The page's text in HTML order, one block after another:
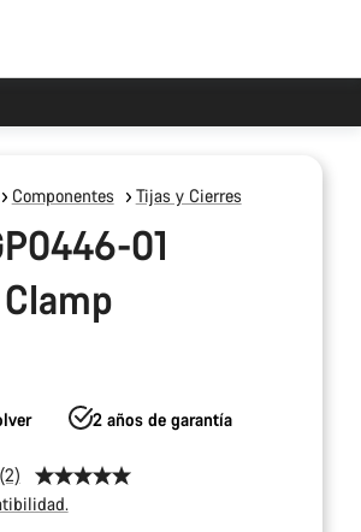
Componentes Tijas y Cierres
01
2 años de garantía